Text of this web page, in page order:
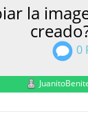
la
0